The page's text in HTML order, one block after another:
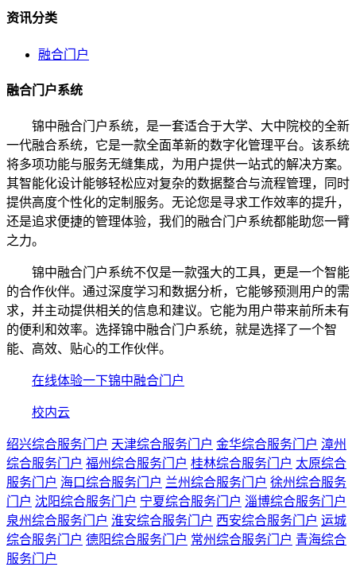
资讯分类
融合门户
融合门户系统
锦中融合门户系统，是一套适合于大学、大中院校的全新
一代融合系统，它是一款全面革新的数字化管理平台。该系统
将多项功能与服务无缝集成，为用户提供一站式的解决方案。
其智能化设计能够轻松应对复杂的数据整合与流程管理，同时
提供高度个性化的定制服务。无论您是寻求工作效率的提升，
还是追求便捷的管理体验，我们的融合门户系统都能助您一臂
之力。
锦中融合门户系统不仅是一款强大的工具，更是一个智能
的合作伙伴。通过深度学习和数据分析，它能够预测用户的需
求，并主动提供相关的信息和建议。它能为用户带来前所未有
的便利和效率。选择锦中融合门户系统，就是选择了一个智
能、高效、贴心的工作伙伴。
在线体验一下锦中融合门户
校内云
绍兴综合服务门户 天津综合服务门户 金华综合服务门户 漳州
综合服务门户 福州综合服务门户 桂林综合服务门户 太原综合
服务门户 海口综合服务门户 兰州综合服务门户 徐州综合服务
门户 沈阳综合服务门户 宁夏综合服务门户 淄博综合服务门户
泉州综合服务门户 淮安综合服务门户 西安综合服务门户 运城
综合服务门户 德阳综合服务门户 常州综合服务门户 青海综合
服务门户